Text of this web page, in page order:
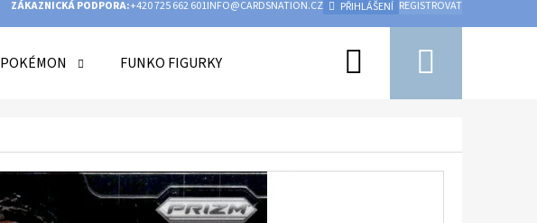
ZÁKAZNICKÁ PODPORA:+420 725 662 601INFO@CARDSNATION.CZ PŘIHLÁŠENÍ REGISTROVAT
POKÉMON FUNKO FIGURKY Hledat